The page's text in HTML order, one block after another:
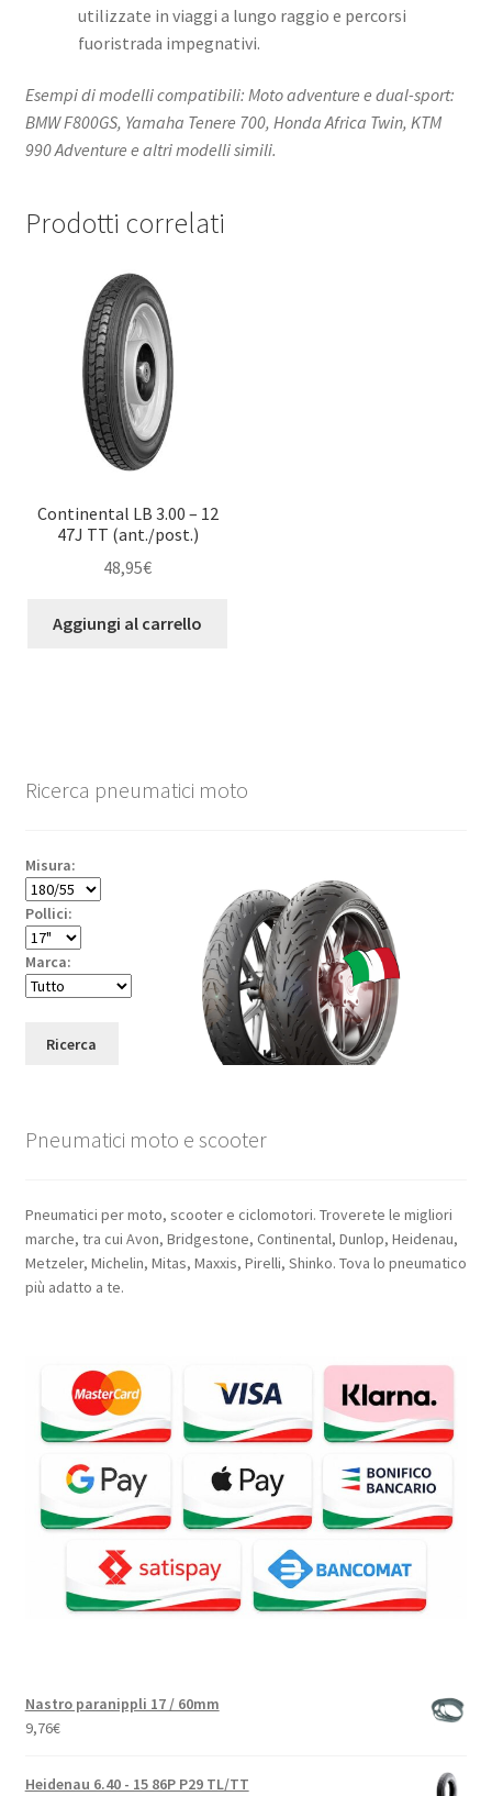
utilizzate in viaggi a lungo raggio e percorsi
fuoristrada impegnativi.
Esempi di modelli compatibili: Moto adventure e dual-sport:
BMW F800GS, Yamaha Tenere 700, Honda Africa Twin, KTM
990 Adventure e altri modelli simili.
Prodotti correlati
Continental LB 3.00 – 12
47J TT (ant./post.)
48,95€
Aggiungi al carrello
Ricerca pneumatici moto
Misura:
Pollici:
Marca:
Ricerca
Pneumatici moto e scooter
Pneumatici per moto, scooter e ciclomotori. Troverete le migliori
marche, tra cui Avon, Bridgestone, Continental, Dunlop, Heidenau,
Metzeler, Michelin, Mitas, Maxxis, Pirelli, Shinko. Tova lo pneumatico
più adatto a te.
Nastro paranippli 17 / 60mm
9,76€
Heidenau 6.40 - 15 86P P29 TL/TT